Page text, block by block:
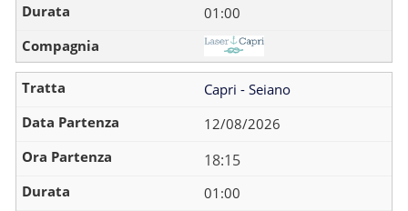
01:00
Capri - Seiano
12/08/2026
18:15
01:00